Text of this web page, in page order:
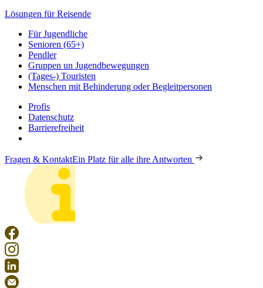
Lösungen für Reisende
Für Jugendliche
Senioren (65+)
Pendler
Gruppen un Jugendbewegungen
(Tages-) Touristen
Menschen mit Behinderung oder Begleitpersonen
Profis
Datenschutz
Barrierefreiheit
Fragen & KontaktEin Platz für alle ihre Antworten